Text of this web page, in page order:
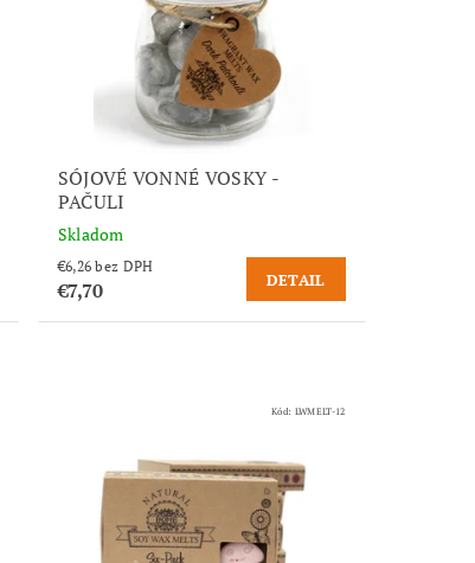
SÓJOVÉ VONNÉ VOSKY -
PAČULI
Skladom
€6,26 bez DPH
€7,70 DETAIL
Kód: LWMELT-12